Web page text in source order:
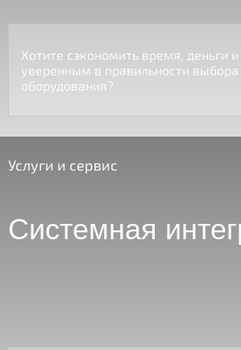
Хотите сэкономить время, деньги
уверенным в правильности выбора
оборудования?
Услуги и сервис
Системная